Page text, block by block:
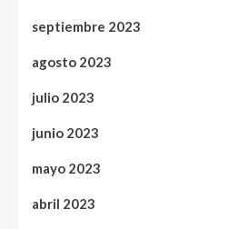
septiembre 2023
agosto 2023
julio 2023
junio 2023
mayo 2023
abril 2023